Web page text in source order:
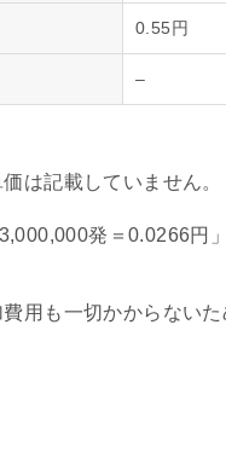
0.55円
–
は記載していません。
発＝0.0266円
用も一切かからない